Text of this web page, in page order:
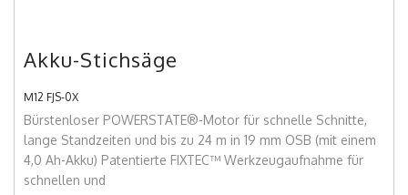
Akku-Stichsäge
M12 FJS-0X
Bürstenloser POWERSTATE®-Motor für schnelle Schnitte,
lange Standzeiten und bis zu 24 m in 19 mm OSB (mit einem
4,0 Ah-Akku) Patentierte FIXTEC™ Werkzeugaufnahme für
schnellen und